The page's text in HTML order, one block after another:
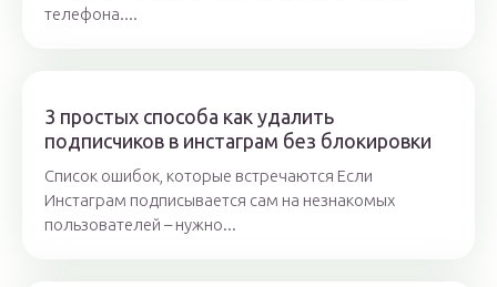
телефона....
3 простых способа как удалить
подписчиков в инстаграм без блокировки
Список ошибок, которые встречаются Если
Инстаграм подписывается сам на незнакомых
пользователей – нужно...